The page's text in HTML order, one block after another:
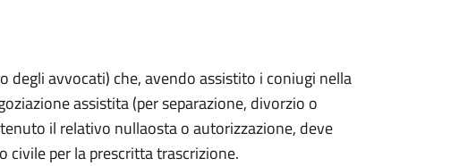
degli avvocati) che, avendo assistito i coniugi nella
assistita (per separazione, divorzio o
il relativo nullaosta o autorizzazione, deve
per la prescritta trascrizione.